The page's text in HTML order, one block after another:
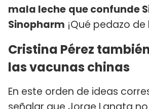
mala leche que confunde
Sinopharm ¡Qué pedazo
Cristina Pérez
las vacunas chinas
En este orden de ideas